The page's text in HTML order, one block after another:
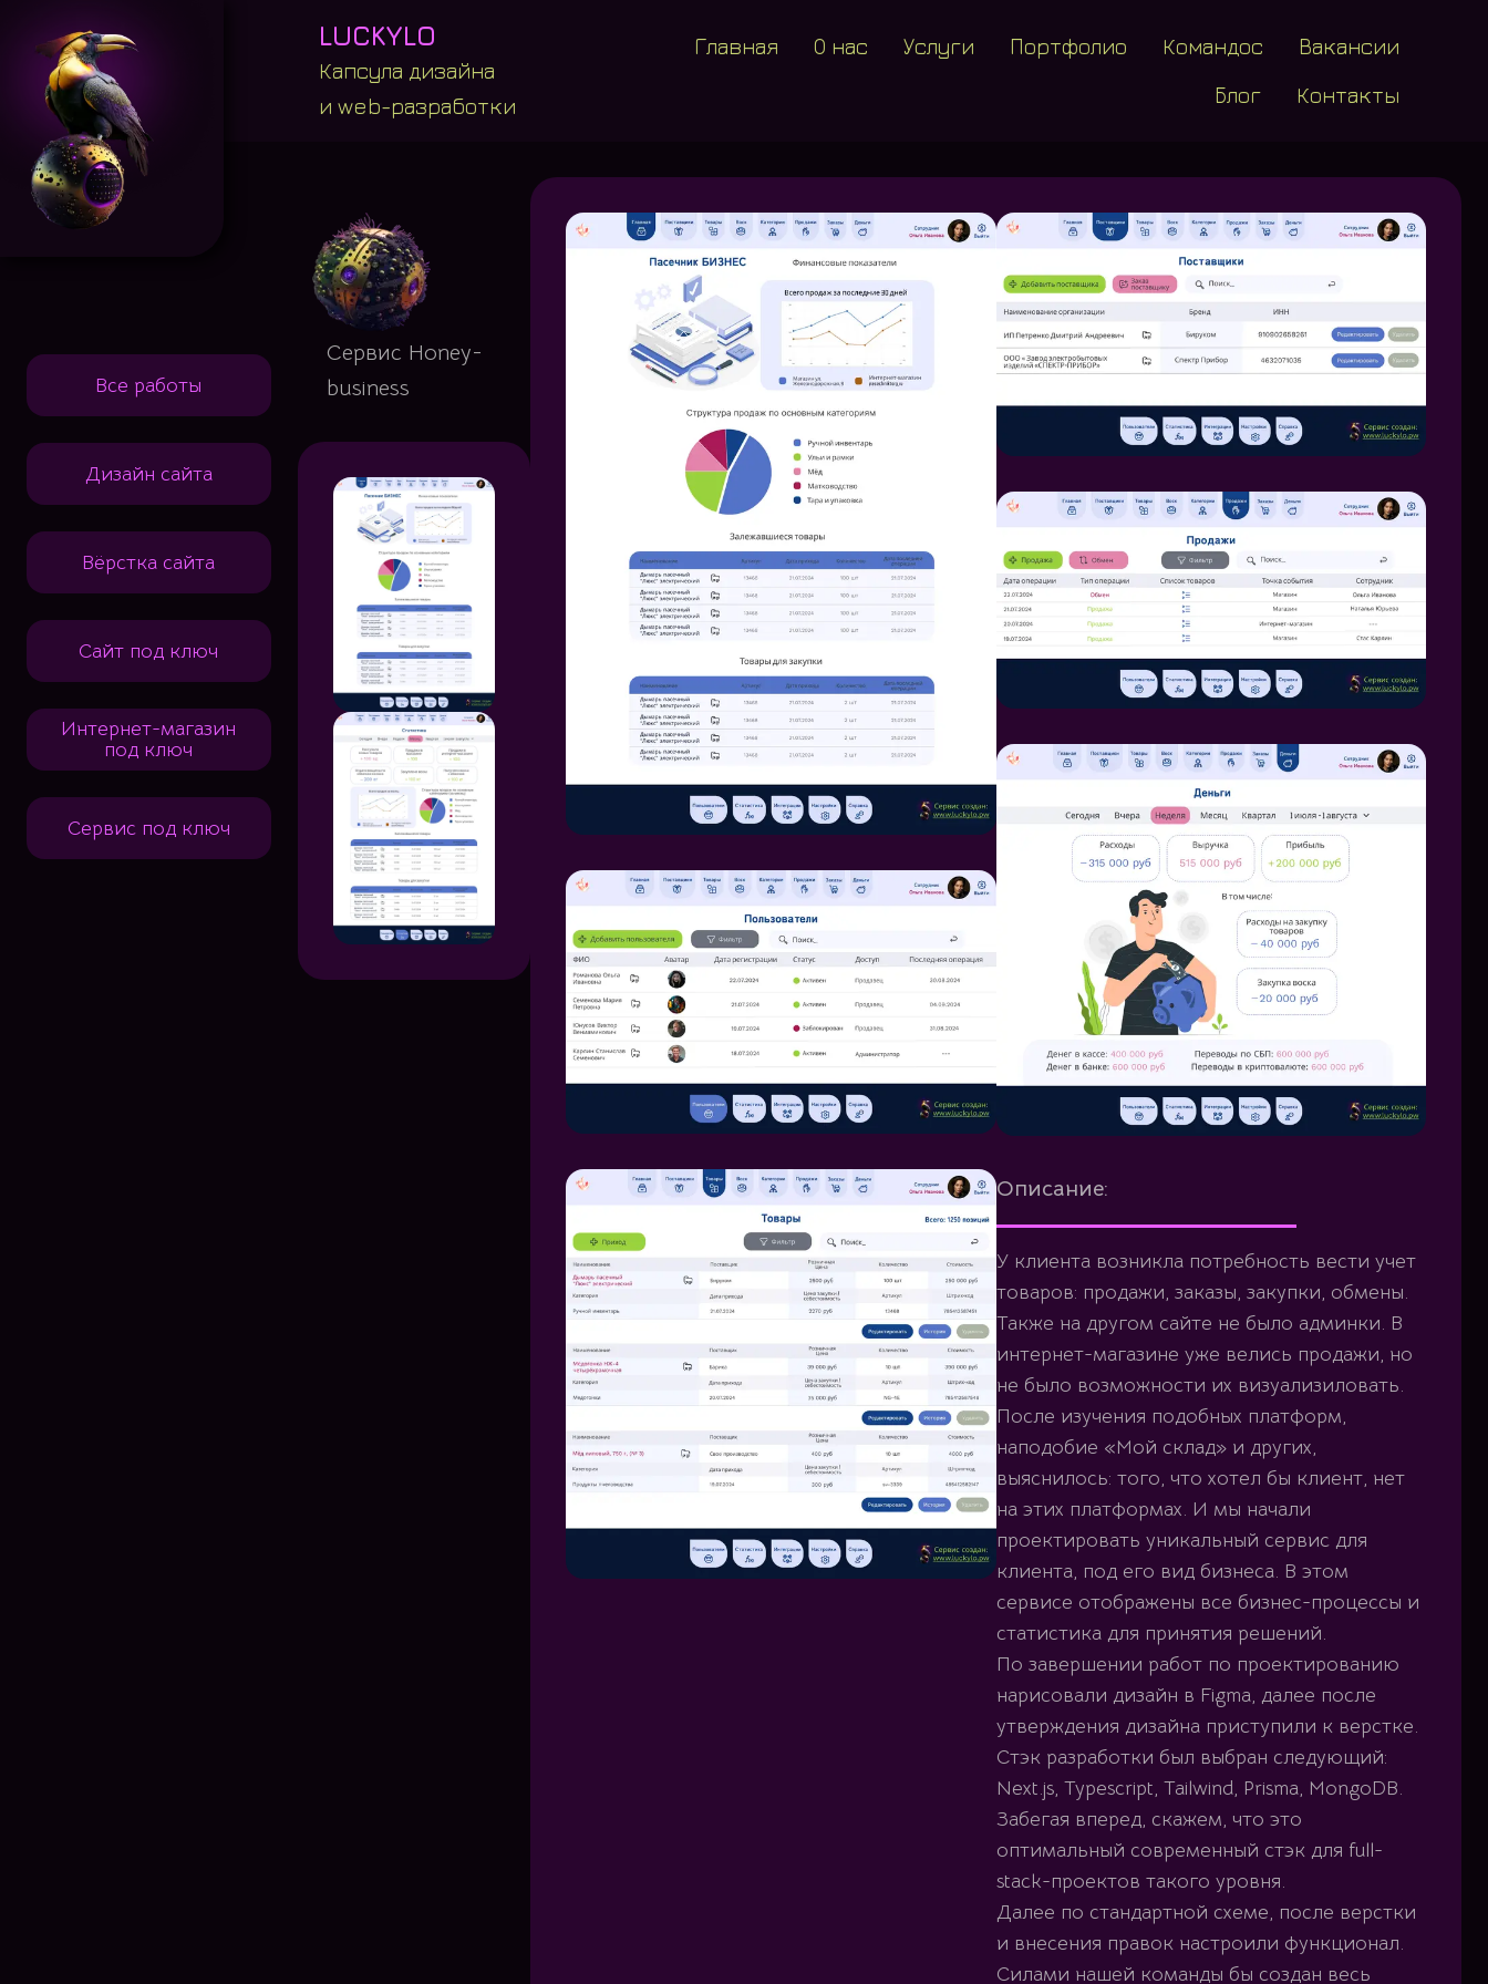
LUCKYLO
Капсула дизайна
и web-разработки
Главная О нас Услуги Портфолио Командос
Вакансии
Блог
Контакты
Все работы
Дизайн сайта
Вёрстка сайта
Сайт под ключ
Интернет-магазин
под ключ
Сервис под ключ
Сервис Honey-
business
Описание:
У клиента возникла потребность вести учет
товаров: продажи, заказы, закупки, обмены.
Также на другом сайте не было админки. В
интернет-магазине уже велись продажи, но
не было возможности их визуализиловать.
После изучения подобных платформ,
наподобие «Мой склад» и других,
выяснилось: того, что хотел бы клиент, нет
на этих платформах. И мы начали
проектировать уникальный сервис для
клиента, под его вид бизнеса. В этом
сервисе отображены все бизнес-процессы и
статистика для принятия решений.
По завершении работ по проектированию
нарисовали дизайн в Figma, далее после
утверждения дизайна приступили к верстке.
Стэк разработки был выбран следующий:
Next.js, Typescript, Tailwind, Prisma, MongoDB.
Забегая вперед, скажем, что это
оптимальный современный стэк для full-
stack-проектов такого уровня.
Далее по стандартной схеме, после верстки
и внесения правок настроили функционал.
Силами нашей команды бы создан весь